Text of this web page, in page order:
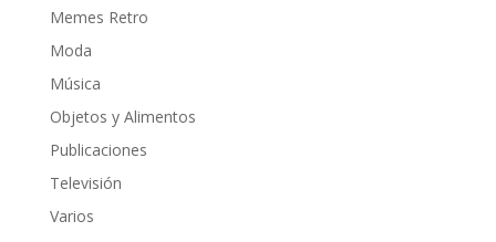
Memes Retro
Moda
Música
Objetos y Alimentos
Publicaciones
Televisión
Varios